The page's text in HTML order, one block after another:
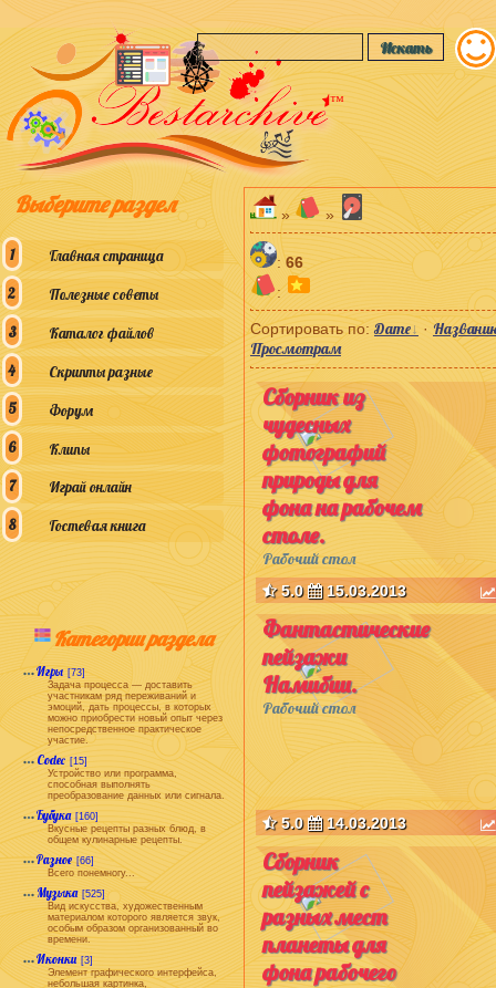
™
Выберите раздел
Главная страница
Полезные советы
Каталог файлов
Скрипты разные
Форум
Клипы
Играй онлайн
Гостевая книга
Категории раздела
Игры [73]
Задача процесса — доставить
участникам ряд переживаний и
эмоций, дать процессы, в которых
можно приобрести новый опыт через
непосредственное практическое
участие.
Codec [15]
Устройство или программа,
способная выполнять
преобразование данных или сигнала.
Бубука [160]
Вкусные рецепты разных блюд, в
общем кулинарные рецепты.
Разное [66]
Всего понемногу...
Музыка [525]
Вид искусства, художественным
материалом которого является звук,
особым образом организованный во
времени.
Иконки [3]
Элемент графического интерфейса,
небольшая картинка,
» »
:66
:
Сортировать по: Дате ·
Просмотрам
Сборник из
чудесных
фотографий
природы для
фона на рабочем
столе.
Рабочий стол
5.0 15.03.2013
Фантастические
пейзажи
Намибии.
Рабочий стол
5.0 14.03.2013
Сборник
пейзажей с
разных мест
планеты для
фона рабочего